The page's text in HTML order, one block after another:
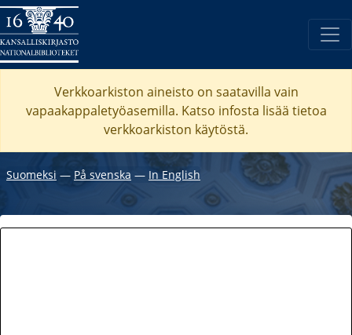
Verkkoarkiston aineisto on saatavilla vain
vapaakappaletyöasemilla. Katso infosta lisää tietoa
verkkoarkiston käytöstä.
Suomeksi ― På svenska ― In English